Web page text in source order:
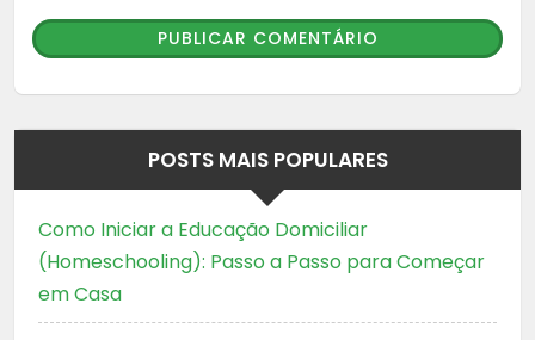
POSTS MAIS POPULARES
Como Iniciar a Educação Domiciliar
(Homeschooling): Passo a Passo para Começar
em Casa